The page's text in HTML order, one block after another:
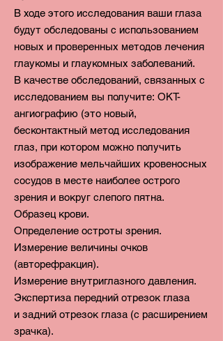
В ходе этого исследования ваши глаза
будут обследованы с использованием
новых и проверенных методов лечения
глаукомы и глаукомных заболеваний.
В качестве обследований, связанных с
исследованием вы получите: ОКТ-
ангиографию (это новый,
бесконтактный метод исследования
глаз, при котором можно получить
изображение мельчайших кровеносных
сосудов в месте наиболее острого
зрения и вокруг слепого пятна.
Образец крови.
Определение остроты зрения.
Измерение величины очков
(авторефракция).
Измерение внутриглазного давления.
Экспертиза передний отрезок глаза
и задний отрезок глаза (с расширением
зрачка).